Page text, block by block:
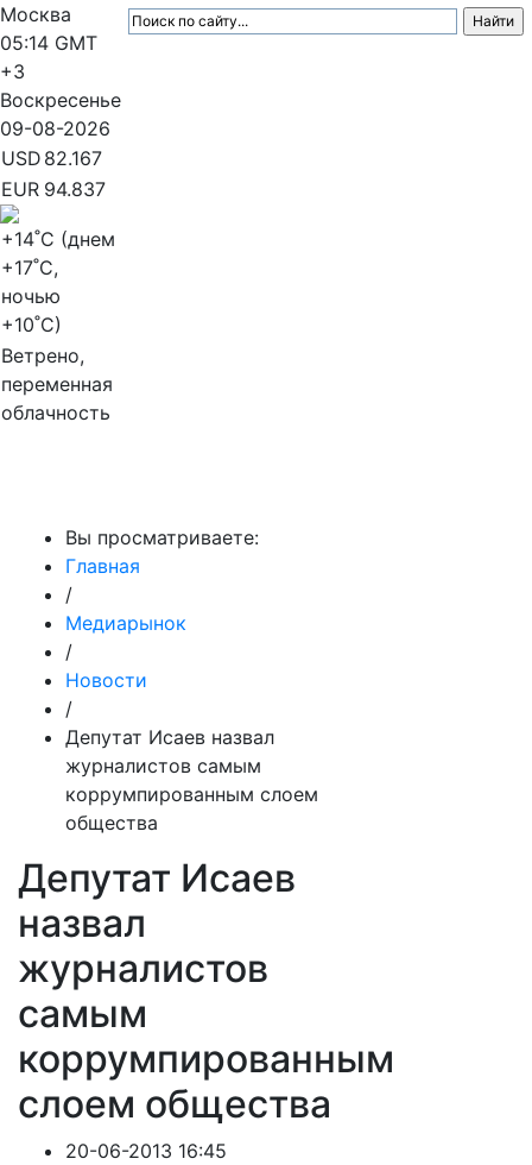
Москва
05:14 GMT
+3
Воскресенье
09-08-2026
USD 82.167
EUR 94.837
+14˚C (днем
+17˚C,
ночью
+10˚C)
Ветрено,
переменная
облачность
Вы просматриваете:
Главная
/
Медиарынок
/
Новости
/
Депутат Исаев назвал
журналистов самым
коррумпированным слоем
общества
Депутат Исаев
назвал
журналистов
самым
коррумпированным
слоем общества
20-06-2013 16:45